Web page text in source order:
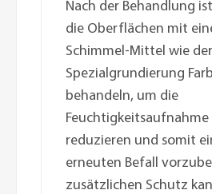
Nach der Behandlung
die Oberflächen mit
Schimmel-Mittel wie der
Spezialgrundierung
behandeln, um die
Feuchtigkeitsaufnahme
reduzieren und somit
erneuten Befall
zusätzlichen Schutz